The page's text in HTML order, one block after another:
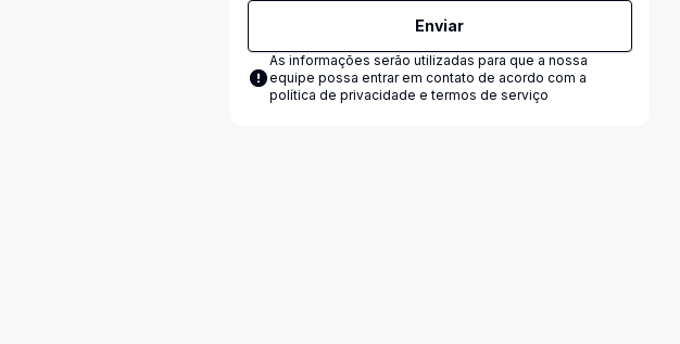
Enviar
As informações serão utilizadas para que a nossa
equipe possa entrar em contato de acordo com a
política de privacidade e termos de serviço